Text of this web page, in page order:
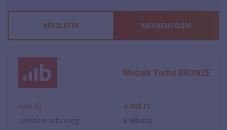
RÉSZLETEK MEGRENDELEM
Mozaik Turbo BRONZE
Havi díj 4 405 Ft
Letöltési sebesség
6 Mbit/s